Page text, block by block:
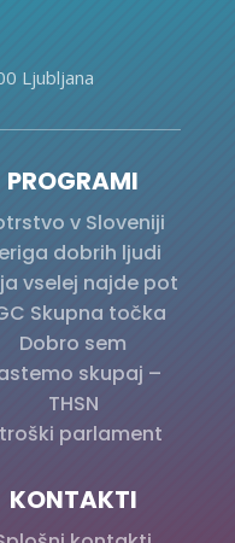
Ljubljana
PROGRAMI
v Sloveniji
dobrih ljudi
vselej najde pot
Skupna točka
Dobro sem
skupaj –
THSN
parlament
KONTAKTI